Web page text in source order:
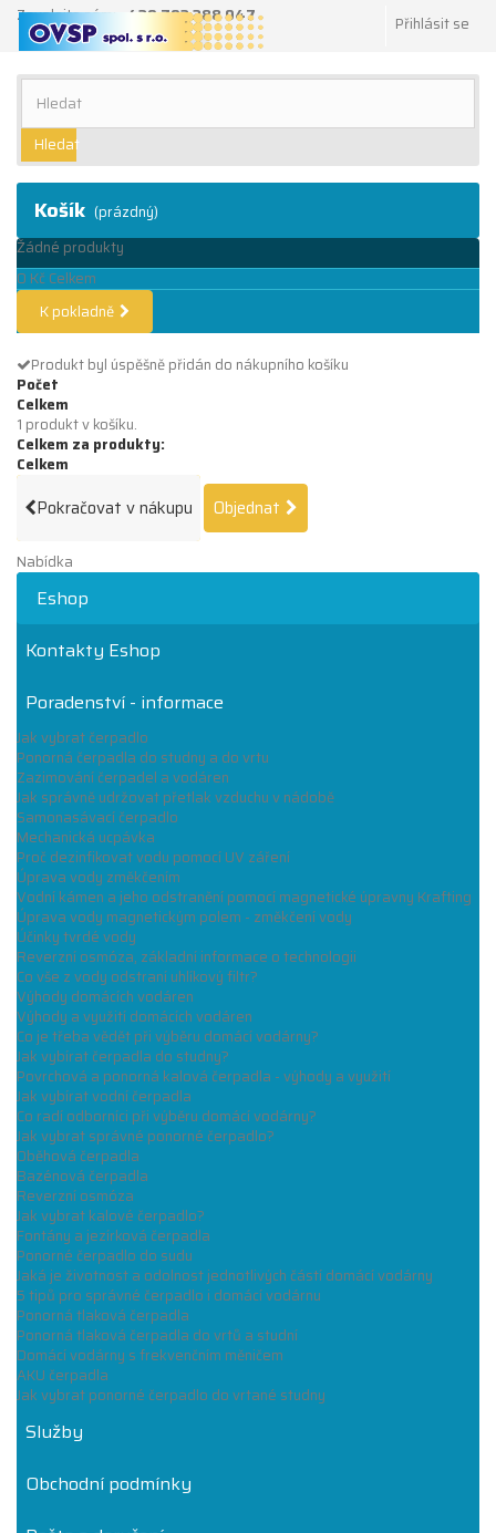
Přihlásit se
Zavolejte nám: +420 702 288 047
Hledat
Košík (prázdný)
Žádné produkty
0 KčCelkem
K pokladně
Produkt byl úspěšně přidán do nákupního košíku
Počet
Celkem
1 produkt v košíku.
Celkem za produkty:
Celkem
Pokračovat v nákupu Objednat
Nabídka
Eshop
Kontakty Eshop
Poradenství - informace
Jak vybrat čerpadlo
Ponorná čerpadla do studny a do vrtu
Zazimování čerpadel a vodáren
Jak správně udržovat přetlak vzduchu v nádobě
Samonasávací čerpadlo
Mechanická ucpávka
Proč dezinfikovat vodu pomocí UV záření
Úprava vody změkčením
Vodní kámen a jeho odstranění pomocí magnetické úpravny Krafting
Úprava vody magnetickým polem - změkčení vody
Účinky tvrdé vody
Reverzní osmóza, základní informace o technologii
Co vše z vody odstraní uhlíkový filtr?
Výhody domácích vodáren
Výhody a využití domácích vodáren
Co je třeba vědět při výběru domácí vodárny?
Jak vybírat čerpadla do studny?
Povrchová a ponorná kalová čerpadla - výhody a využití
Jak vybírat vodní čerpadla
Co radí odborníci při výběru domácí vodárny?
Jak vybrat správné ponorné čerpadlo?
Oběhová čerpadla
Bazénová čerpadla
Reverzní osmóza
Jak vybrat kalové čerpadlo?
Fontány a jezírková čerpadla
Ponorné čerpadlo do sudu
Jaká je životnost a odolnost jednotlivých částí domácí vodárny
5 tipů pro správné čerpadlo i domácí vodárnu
Ponorná tlaková čerpadla
Ponorná tlaková čerpadla do vrtů a studní
Domácí vodárny s frekvenčním měničem
AKU čerpadla
Jak vybrat ponorné čerpadlo do vrtané studny
Služby
Obchodní podmínky